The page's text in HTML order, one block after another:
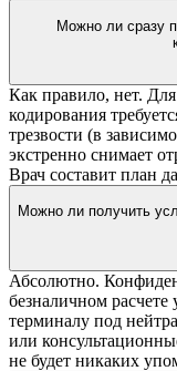
Можно ли сразу
Как правило, нет.
кодирования
трезвости (в
экстренно снимает
Врач составит план
Можно ли получить
Абсолютно.
безналичном расчете
терминалу под
или
не будет никаких